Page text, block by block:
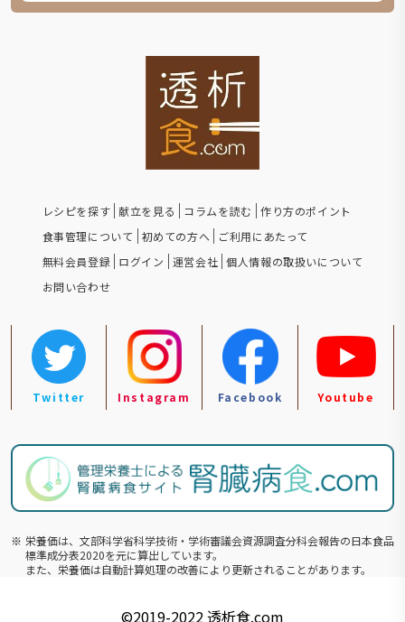
レシピを探す 献立を見る コラムを読む
作り方のポイント
食事管理について
初めての方へ
ご利用にあたって
無料会員登録 ログイン 運営会社 個人情報の取扱いについて
お問い合わせ
Twitter Instagram Facebook Youtube
※ 栄養価は、文部科学省科学技術・学術審議会資源調査分科会報告の⽇本食品
標準成分表2020を元に算出しています。
また、栄養価は自動計算処理の改善により更新されることがあります。
©️2019-2022透析食.com